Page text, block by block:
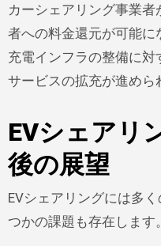
カーシェアリング事業
者への料金還元が可能に
充電インフラの整備に
サービスの拡充が進めら
EVシェアリ
後の展望
EVシェアリングには多
つかの課題も存在します。